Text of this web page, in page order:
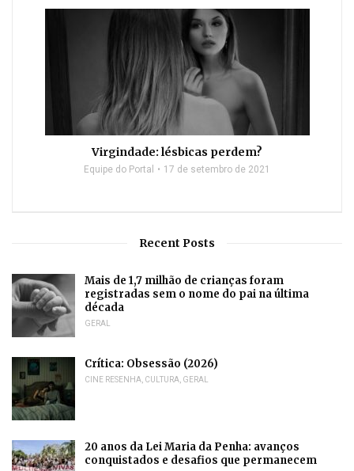
Virgindade: lésbicas perdem?
Equipe do Portal 17 de setembro de 2021
Recent Posts
Mais de 1,7 milhão de crianças foram
registradas sem o nome do pai na última
década
GERAL
Crítica: Obsessão (2026)
CINE RESENHA CULTURA GERAL
20 anos da Lei Maria da Penha: avanços
conquistados e desafios que permanecem